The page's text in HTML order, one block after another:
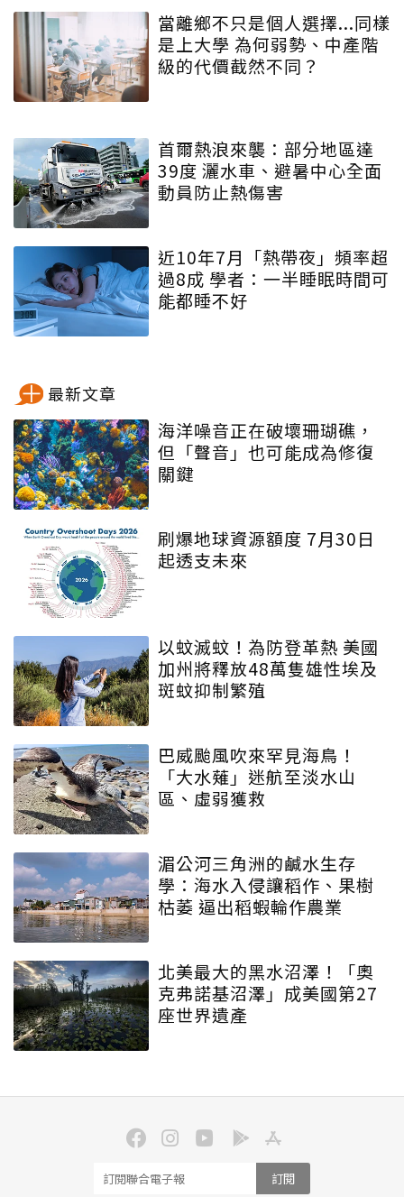
當離鄉不只是個人選擇...同樣
是上大學 為何弱勢、中產階
級的代價截然不同？
首爾熱浪來襲：部分地區達
39度 灑水車、避暑中心全面
動員防止熱傷害
近10年7月「熱帶夜」頻率超
過8成 學者：一半睡眠時間可
能都睡不好
最新文章
海洋噪音正在破壞珊瑚礁，
但「聲音」也可能成為修復
關鍵
刷爆地球資源額度 7月30日
起透支未來
以蚊滅蚊！為防登革熱 美國
加州將釋放48萬隻雄性埃及
斑蚊抑制繁殖
巴威颱風吹來罕見海鳥！
「大水薙」迷航至淡水山
區、虛弱獲救
湄公河三角洲的鹹水生存
學：海水入侵讓稻作、果樹
枯萎 逼出稻蝦輪作農業
北美最大的黑水沼澤！「奧
克弗諾基沼澤」成美國第27
座世界遺產
訂閱